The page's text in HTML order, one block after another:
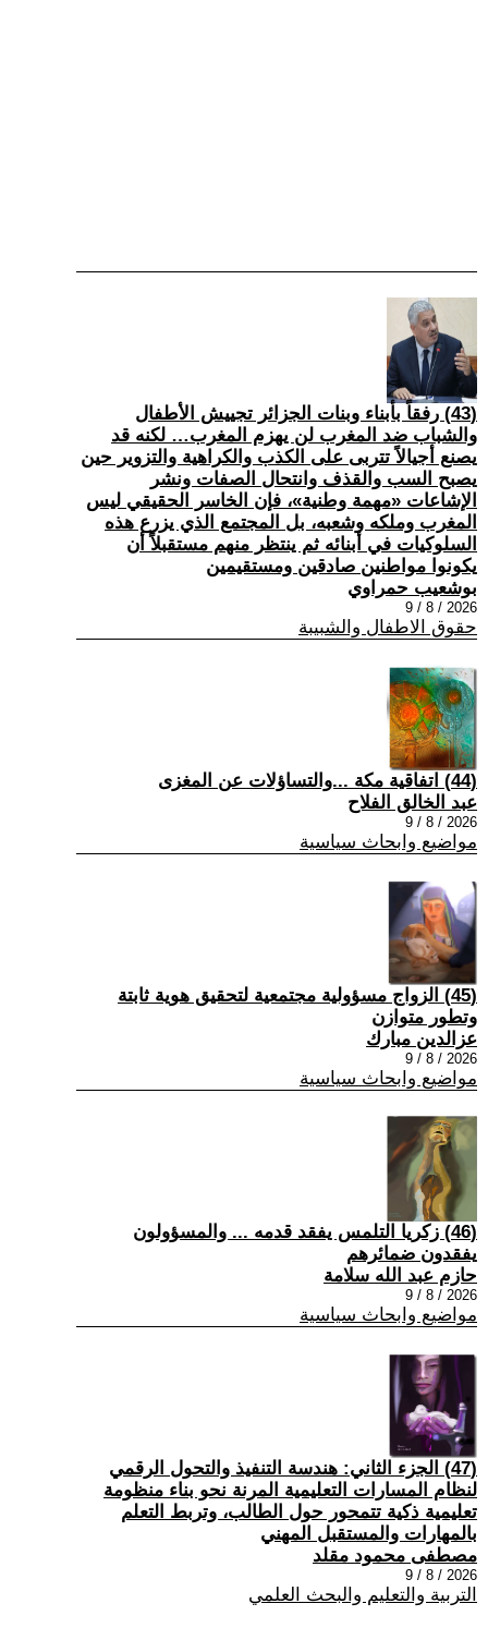
(43) رفقاً بأبناء وبنات الجزائر تجييش الأطفال
والشباب ضد المغرب لن يهزم المغرب… لكنه قد
يصنع أجيالاً تتربى على الكذب والكراهية والتزوير حين
يصبح السب والقذف وانتحال الصفات ونشر
الإشاعات «مهمة وطنية»، فإن الخاسر الحقيقي ليس
المغرب وملكه وشعبه، بل المجتمع الذي يزرع هذه
السلوكيات في أبنائه ثم ينتظر منهم مستقبلاً أن
يكونوا مواطنين صادقين ومستقيمين
بوشعيب حمراوي
2026 / 8 / 9
حقوق الاطفال والشبيبة
(44) اتفاقية مكة ...والتساؤلات عن المغزى
عبد الخالق الفلاح
2026 / 8 / 9
مواضيع وابحاث سياسية
(45) الزواج مسؤولية مجتمعية لتحقيق هوية ثابتة
وتطور متوازن
عزالدين مبارك
2026 / 8 / 9
مواضيع وابحاث سياسية
(46) زكريا التلمس يفقد قدمه ... والمسؤولون
يفقدون ضمائرهم
حازم عبد الله سلامة
2026 / 8 / 9
مواضيع وابحاث سياسية
(47) الجزء الثاني: هندسة التنفيذ والتحول الرقمي
لنظام المسارات التعليمية المرنة نحو بناء منظومة
تعليمية ذكية تتمحور حول الطالب، وتربط التعلم
بالمهارات والمستقبل المهني
مصطفى محمود مقلد
2026 / 8 / 9
التربية والتعليم والبحث العلمي